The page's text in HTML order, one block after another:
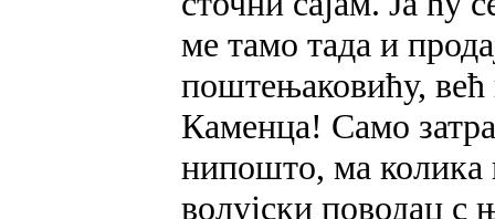
ме тамо тада и
поштењаковићу, већ
Каменца! Само
нипошто, ма колика
волујски поводац с